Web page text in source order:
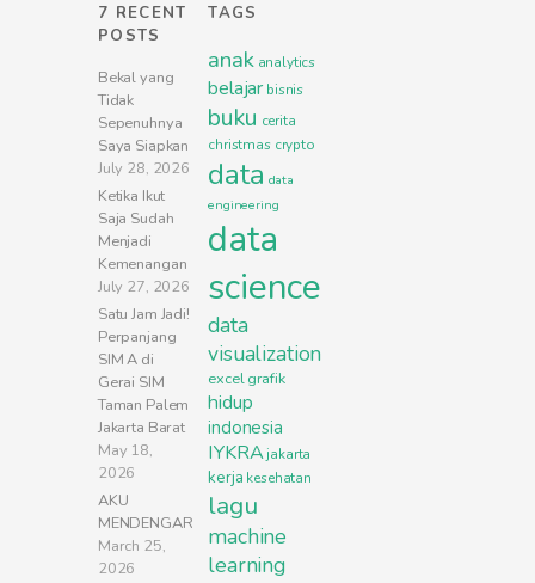
7 RECENT
POSTS
Bekal yang
Tidak
Sepenuhnya
Saya Siapkan
July 28, 2026
Ketika Ikut
Saja Sudah
Menjadi
Kemenangan
July 27, 2026
Satu Jam Jadi!
Perpanjang
SIM A di
Gerai SIM
Taman Palem
Jakarta Barat
May 18,
2026
AKU
MENDENGAR
March 25,
2026
TAGS
anak analytics
belajar bisnis
buku cerita
christmas crypto
data data
engineering
data
science
data
visualization
excel grafik
hidup
indonesia
IYKRA jakarta
kerja kesehatan
lagu
machine
learning